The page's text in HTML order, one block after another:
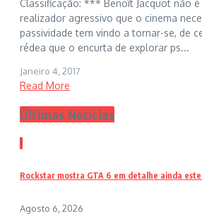
Classificação: *** Benoît Jacquot não
realizador agressivo que o cinema
passividade tem vindo a tornar-se, de
rédea que o encurta de explorar ps...
Janeiro 4, 2017
Read More
Últimas Notícias
1
Rockstar mostra GTA 6 em detalhe ainda
Agosto 6, 2026